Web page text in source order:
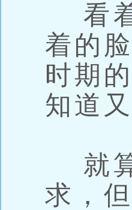
看着
着的
时期
知道
就算
求，